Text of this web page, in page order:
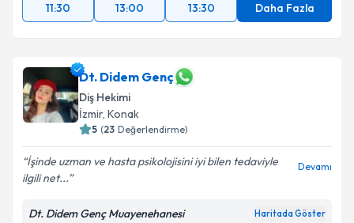
11:30
13:00 13:30 Daha Fazla
Dt. Didem Genç
Diş Hekimi
İzmir, Konak
5 (23 Değerlendirme)
İşinde uzman ve hasta psikolojisini iyi bilen tedaviyle
ilgili net...
Devamı
Dt. Didem Genç Muayenehanesi Haritada Göster